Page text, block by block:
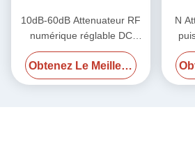
10dB-60dB Attenuateur RF
numérique réglable DC
18GHz 600W N Femme N
Femme
Obtenez Le Meilleur Prix
N